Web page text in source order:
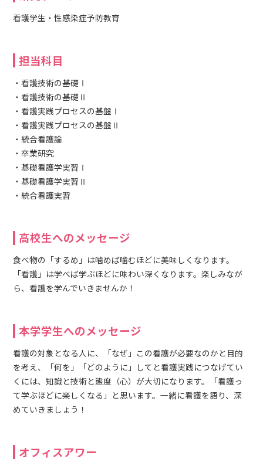
看護学生・性感染症予防教育
担当科目
・看護技術の基礎Ⅰ
・看護技術の基礎Ⅱ
・看護実践プロセスの基盤Ⅰ
・看護実践プロセスの基盤Ⅱ
・統合看護論
・卒業研究
・基礎看護学実習Ⅰ
・基礎看護学実習Ⅱ
・統合看護実習
高校生へのメッセージ
食べ物の「するめ」は噛めば噛むほどに美味しくなります。
「看護」は学べば学ぶほどに味わい深くなります。楽しみなが
ら、看護を学んでいきませんか！
本学学生へのメッセージ
看護の対象となる人に、「なぜ」この看護が必要なのかと目的
を考え、「何を」「どのように」してと看護実践につなげてい
くには、知識と技術と態度（心）が大切になります。「看護っ
て学ぶほどに楽しくなる」と思います。一緒に看護を語り、深
めていきましょう！
オフィスアワー